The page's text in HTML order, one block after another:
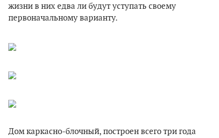
жизни в них едва ли будут уступать своему
первоначальному варианту.
Дом каркасно-блочный, построен всего три года